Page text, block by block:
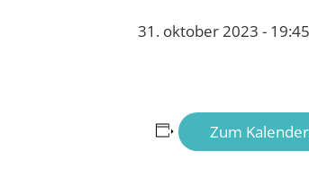
31. oktober 2023 - 19:45
Zum